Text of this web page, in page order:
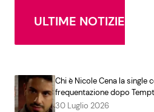
ULTIME NOTIZIE
Chi è Nicole Cena la single
frequentazione dopo
30 Luglio 2026